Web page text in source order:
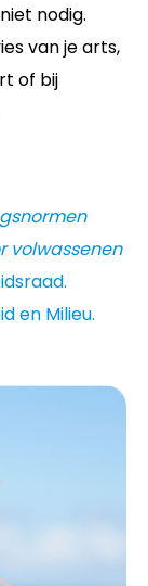
nodig.
van je arts,
of bij
volwassenen
en Milieu.